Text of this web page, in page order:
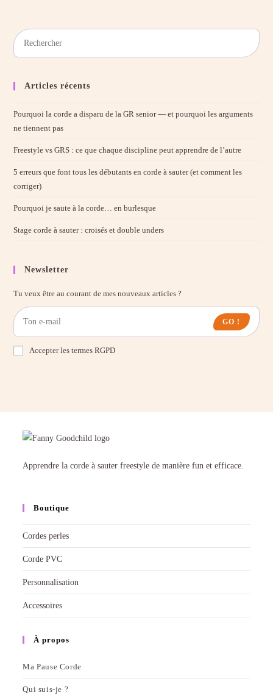
Articles récents
Pourquoi la corde a disparu de la GR senior — et pourquoi les arguments
ne tiennent pas
Freestyle vs GRS : ce que chaque discipline peut apprendre de l’autre
5 erreurs que font tous les débutants en corde à sauter (et comment les
corriger)
Pourquoi je saute à la corde… en burlesque
Stage corde à sauter : croisés et double unders
Newsletter
Tu veux être au courant de mes nouveaux articles ?
GO !
Accepter les termes RGPD
Apprendre la corde à sauter freestyle de manière fun et efficace.
Boutique
Cordes perles
Corde PVC
Personnalisation
Accessoires
À propos
Ma Pause Corde
Qui suis-je ?